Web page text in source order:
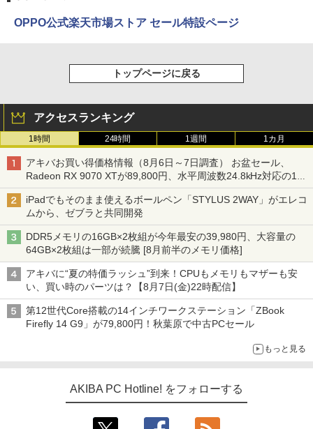
OPPO公式楽天市場ストア セール特設ページ
トップページに戻る
アクセスランキング
1時間 24時間 1週間 1カ月
アキバお買い得価格情報（8月6日～7日調査） お盆セール、
Radeon RX 9070 XTが89,800円、水平周波数24.8kHz対応の17
型モニターが9,801円、暑さ指数連動セール ほか
iPadでもそのまま使えるボールペン「STYLUS 2WAY」がエレコ
ムから、ゼブラと共同開発
DDR5メモリの16GB×2枚組が今年最安の39,980円、大容量の
64GB×2枚組は一部が続騰 [8月前半のメモリ価格]
アキバに“夏の特価ラッシュ”到来！CPUもメモリもマザーも安
い、買い時のパーツは？【8月7日(金)22時配信】
第12世代Core搭載の14インチワークステーション「ZBook
Firefly 14 G9」が79,800円！秋葉原で中古PCセール
もっと見る
AKIBA PC Hotline! をフォローする